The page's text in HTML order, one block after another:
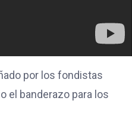
por los fondistas
el banderazo para los